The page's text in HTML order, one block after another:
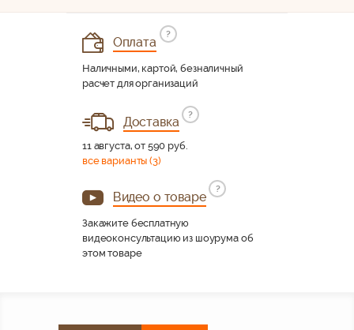
Оплата
?
Наличными, картой, безналичный
расчет для организаций
Доставка
?
11 августа, от 590 руб.
все варианты (3)
Видео о товаре
?
Закажите бесплатную
видеоконсультацию из шоурума об
этом товаре